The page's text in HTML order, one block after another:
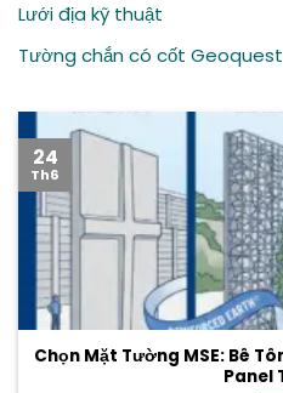
Lưới địa kỹ thuật
Tường chắn có cốt Geoquest
Chọn Mặt Tường MSE: Bê
Panel
24
Th6